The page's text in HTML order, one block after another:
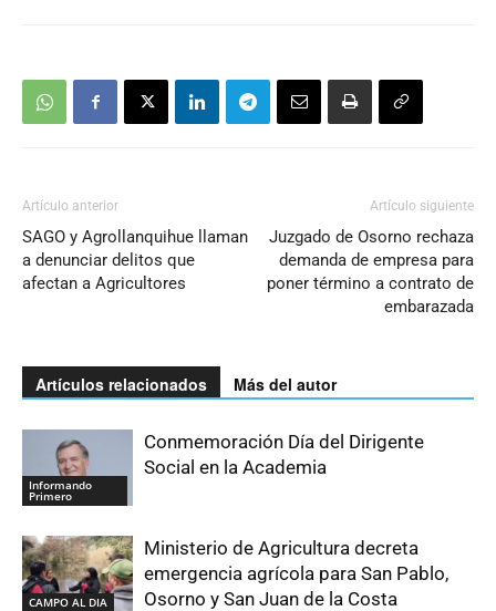
Artículo anterior
SAGO y Agrollanquihue llaman
a denunciar delitos que
afectan a Agricultores
Artículo siguiente
Juzgado de Osorno rechaza
demanda de empresa para
poner término a contrato de
embarazada
Artículos relacionados Más del autor
Informando
Primero
Conmemoración Día del Dirigente
Social en la Academia
CAMPO AL DIA
Ministerio de Agricultura decreta
emergencia agrícola para San Pablo,
Osorno y San Juan de la Costa